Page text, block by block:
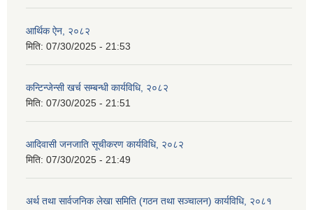
आर्थिक ऐन, २०८२
मिति: 07/30/2025 - 21:53
कन्टिन्जेन्सी खर्च सम्बन्धी कार्यविधि, २०८२
मिति: 07/30/2025 - 21:51
आदिवासी जनजाति सूचीकरण कार्यविधि, २०८२
मिति: 07/30/2025 - 21:49
अर्थ तथा सार्वजनिक लेखा समिति (गठन तथा सञ्चालन) कार्यविधि, २०८१